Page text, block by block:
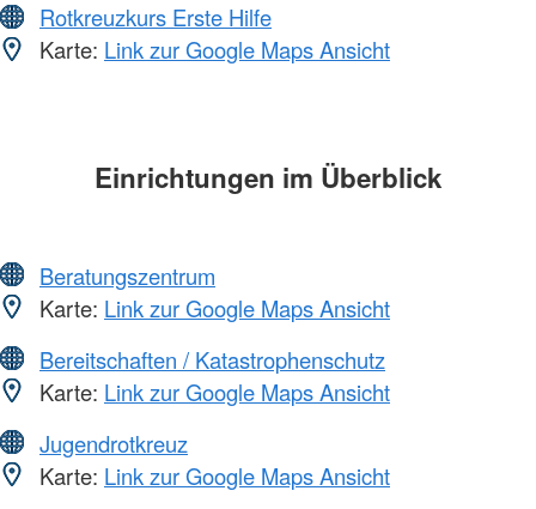
Rotkreuzkurs Erste Hilfe
Karte: Link zur Google Maps Ansicht
Einrichtungen im Überblick
Beratungszentrum
Karte: Link zur Google Maps Ansicht
Bereitschaften / Katastrophenschutz
Karte: Link zur Google Maps Ansicht
Jugendrotkreuz
Karte: Link zur Google Maps Ansicht